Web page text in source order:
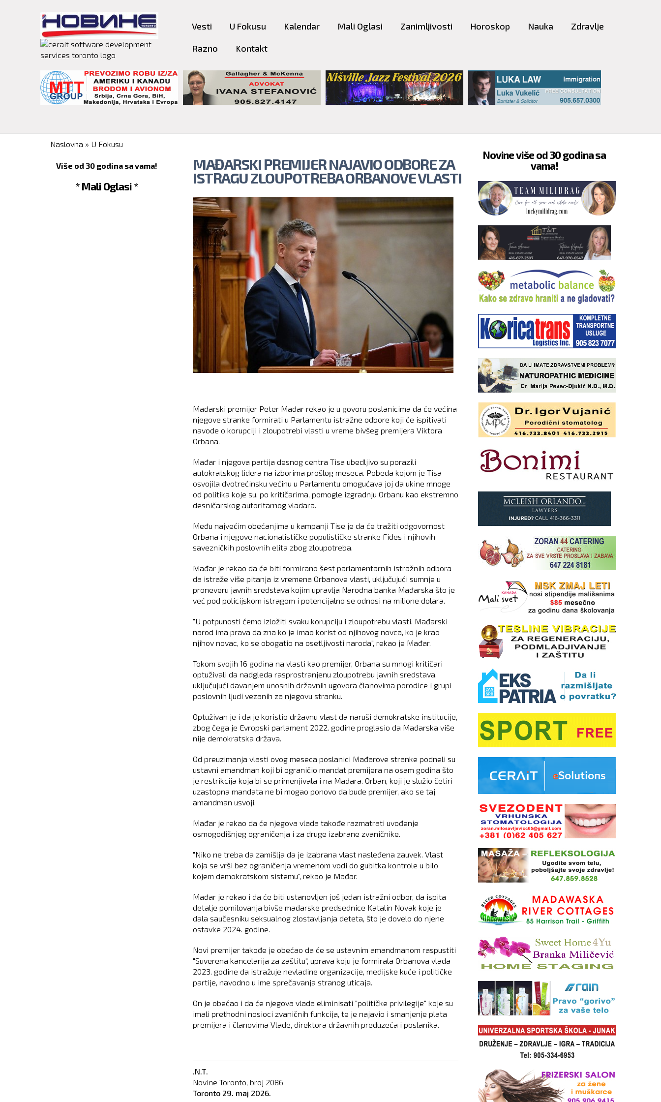
content
Vesti U Fokusu Kalendar Mali Oglasi Zanimljivosti Horoskop Nauka Zdravlje
Razno Kontakt
You are here
Naslovna » U Fokusu
Više od 30 godina sa vama!
* Mali Oglasi *
MAĐARSKI PREMIJER NAJAVIO ODBORE ZA
ISTRAGU ZLOUPOTREBA ORBANOVE VLASTI
Mađarski premijer Peter Mađar rekao je u govoru poslanicima da će većina
njegove stranke formirati u Parlamentu istražne odbore koji će ispitivati
navode o korupciji i zloupotrebi vlasti u vreme bivšeg premijera Viktora
Orbana.
Mađar i njegova partija desnog centra Tisa ubedljivo su porazili
autokratskog lidera na izborima prošlog meseca. Pobeda kojom je Tisa
osvojila dvotrećinsku većinu u Parlamentu omogućava joj da ukine mnoge
od politika koje su, po kritičarima, pomogle izgradnju Orbanu kao ekstremno
desničarskog autoritarnog vladara.
Među najvećim obećanjima u kampanji Tise je da će tražiti odgovornost
Orbana i njegove nacionalističke populističke stranke Fides i njihovih
savezničkih poslovnih elita zbog zloupotreba.
Mađar je rekao da će biti formirano šest parlamentarnih istražnih odbora
da istraže više pitanja iz vremena Orbanove vlasti, uključujući sumnje u
proneveru javnih sredstava kojim upravlja Narodna banka Mađarska što je
već pod policijskom istragom i potencijalno se odnosi na milione dolara.
"U potpunosti ćemo izložiti svaku korupciju i zloupotrebu vlasti. Mađarski
narod ima prava da zna ko je imao korist od njihovog novca, ko je krao
njihov novac, ko se obogatio na osetljivosti naroda", rekao je Mađar.
Tokom svojih 16 godina na vlasti kao premijer, Orbana su mnogi kritičari
optuživali da nadgleda rasprostranjenu zloupotrebu javnih sredstava,
uključujući davanjem unosnih državnih ugovora članovima porodice i grupi
poslovnih ljudi vezanih za njegovu stranku.
Optuživan je i da je koristio državnu vlast da naruši demokratske institucije,
zbog čega je Evropski parlament 2022. godine proglasio da Mađarska više
nije demokratska država.
Od preuzimanja vlasti ovog meseca poslanici Mađarove stranke podneli su
ustavni amandman koji bi ograničio mandat premijera na osam godina što
je restrikcija koja bi se primenjivala i na Mađara. Orban, koji je služio četiri
uzastopna mandata ne bi mogao ponovo da bude premijer, ako se taj
amandman usvoji.
Mađar je rekao da će njegova vlada takođe razmatrati uvođenje
osmogodišnjeg ograničenja i za druge izabrane zvaničnike.
"Niko ne treba da zamišlja da je izabrana vlast nasleđena zauvek. Vlast
koja se vrši bez ograničenja vremenom vodi do gubitka kontrole u bilo
kojem demokratskom sistemu", rekao je Mađar.
Mađar je rekao i da će biti ustanovljen još jedan istražni odbor, da ispita
detalje pomilovanja bivše mađarske predsednice Katalin Novak koje je
dala saučesniku seksualnog zlostavljanja deteta, što je dovelo do njene
ostavke 2024. godine.
Novi premijer takođe je obećao da će se ustavnim amandmanom raspustiti
"Suverena kancelarija za zaštitu", uprava koju je formirala Orbanova vlada
2023. godine da istražuje nevladine organizacije, medijske kuće i političke
partije, navodno u ime sprečavanja stranog uticaja.
On je obećao i da će njegova vlada eliminisati "političke privilegije" koje su
imali prethodni nosioci zvaničnih funkcija, te je najavio i smanjenje plata
premijera i članovima Vlade, direktora državnih preduzeća i poslanika.
.N.T.
Novine Toronto, broj 2086
Toronto 29. maj 2026.
Novine više od 30 godina sa
vama!